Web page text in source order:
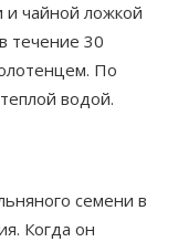
и чайной ложкой
течение 30
По
водой.
семени в
Когда он